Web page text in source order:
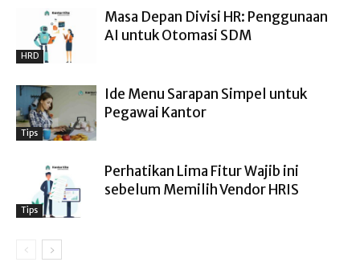
HRD
Masa Depan Divisi HR: Penggunaan
AI untuk Otomasi SDM
Tips
Ide Menu Sarapan Simpel untuk
Pegawai Kantor
Tips
Perhatikan Lima Fitur Wajib ini
sebelum Memilih Vendor HRIS